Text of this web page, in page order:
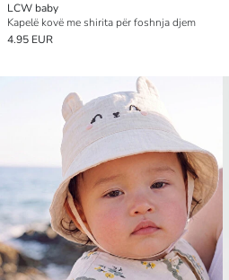
LCW baby
Kapelë kovë me shirita për foshnja djem
4.95 EUR